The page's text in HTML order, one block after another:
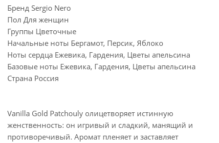
Бренд Sergio Nero
Пол Для женщин
Группы Цветочные
Начальные ноты Бергамот, Персик, Яблоко
Ноты сердца Ежевика, Гардения, Цветы апельсина
Базовые ноты Ежевика, Гардения, Цветы апельсина
Страна Россия
Vanilla Gold Patchouly олицетворяет истинную
женственность: он игривый и сладкий, манящий и
противоречивый. Аромат пленяет и заставляет